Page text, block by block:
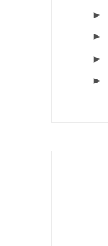
►
►
►
►